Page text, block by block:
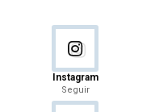
Instagram
Seguir